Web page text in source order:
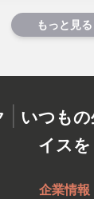
もっと見る
| いつも
イスを
企業情報